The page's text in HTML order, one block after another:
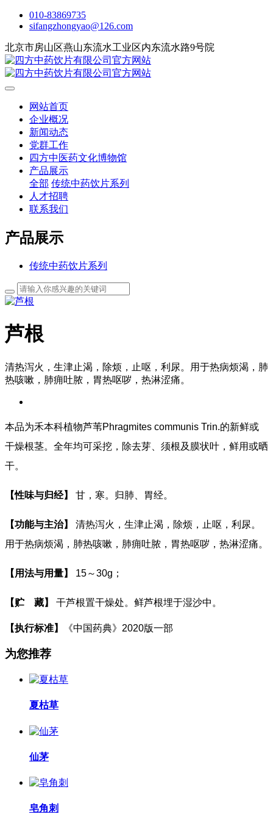
010-83869735
sifangzhongyao@126.com
北京市房山区燕山东流水工业区内东流水路9号院
网站首页
企业概况
新闻动态
党群工作
四方中医药文化博物馆
产品展示
全部 传统中药饮片系列
人才招聘
联系我们
产品展示
传统中药饮片系列
芦根
清热泻火，生津止渴，除烦，止呕，利尿。用于热病烦渴，肺
热咳嗽，肺痈吐脓，胃热呕哕，热淋涩痛。
本品为禾本科植物芦苇Phragmites communis Trin.的新鲜或
干燥根茎。全年均可采挖，除去芽、须根及膜状叶，鲜用或晒
干。
【性味与归经】 甘，寒。归肺、胃经。
【功能与主治】
清热泻火，生津止渴，除烦，止呕，利尿。
用于热病烦渴，肺热咳嗽，肺痈吐脓，胃热呕哕，热淋涩痛。
【用法与用量】 15～30g ；
【贮 藏】 干芦根置干燥处。鲜芦根埋于湿沙中 。
【执行标准】 《中国药典》 2020版一部
为您推荐
夏枯草
仙茅
皂角刺